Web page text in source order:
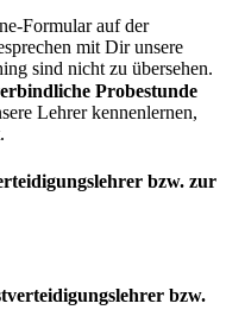
Formular auf der
mit Dir unsere
sind nicht zu übersehen.
Probestunde
Lehrer kennenlernen,
bzw. zur
bzw.